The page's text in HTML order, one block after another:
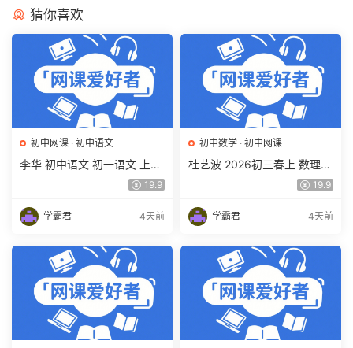
猜你喜欢
初中网课 · 初中语文
李华 初中语文 初一语文 上下
学期同步复习课程（34讲带19.9
学霸君 4天前
初中数学 · 初中网课
杜艺波 2026初三春上 数理思
维自主学习·SK（三期）百度
19.9
学霸君 4天前